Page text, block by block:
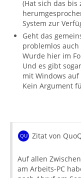
(Hat sich das
System zur
Geht das
problemlos
Wurde hier im
Und es gibt
mit Windows
Kein Argument
Zitat von
Auf allen
am Arbeits-PC